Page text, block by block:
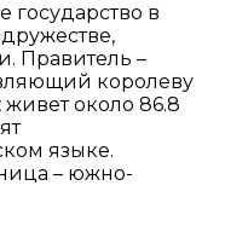
государство в
Правитель –
королеву
около 86.8
языке.
– южно-